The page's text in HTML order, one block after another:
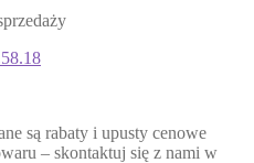
są rabaty i upusty cenowe
– skontaktuj się z nami w